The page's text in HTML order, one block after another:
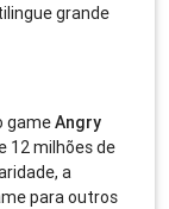
grande
gameAngry
12 milhões de
a
para outros